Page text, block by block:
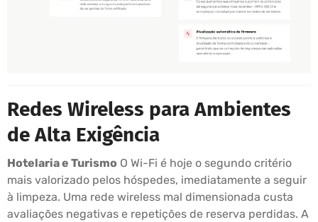
Redes Wireless para Ambientes
de Alta Exigência
Hotelaria e Turismo O Wi-Fi é hoje o segundo critério
mais valorizado pelos hóspedes, imediatamente a seguir
à limpeza. Uma rede wireless mal dimensionada custa
avaliações negativas e repetições de reserva perdidas. A